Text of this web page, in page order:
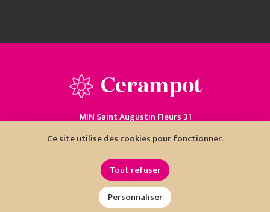
Cerampot
MIN Saint Augustin Fleurs 31
04 93 18 80 10
Ce site utilise des cookies pour fonctionner.
Tout refuser
Personnaliser